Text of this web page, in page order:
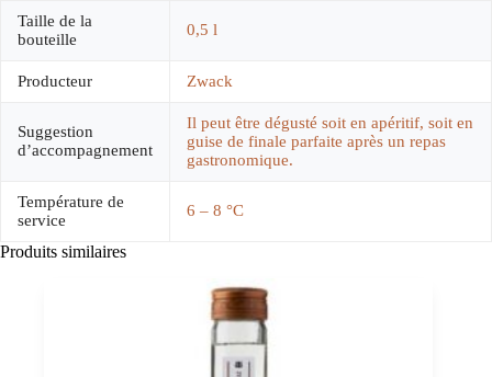
Taille de la
bouteille
0,5 l
Producteur Zwack
Suggestion
d’accompagnement
Il peut être dégusté soit en apéritif, soit en
guise de finale parfaite après un repas
gastronomique.
Température de
service
6 – 8 °C
Produits similaires